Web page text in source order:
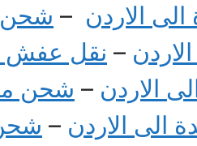
الاردن – شحن
– نقل عفش
الاردن – شحن
الاردن –